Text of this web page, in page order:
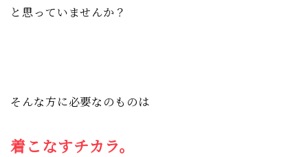
と思っていませんか？
そんな方に必要なのものは
着こなすチカラ。